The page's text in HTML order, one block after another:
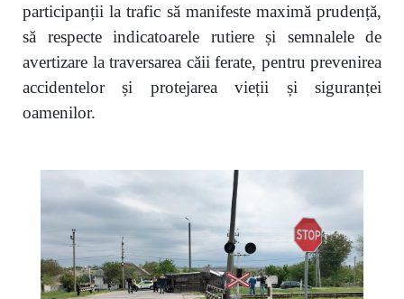
participanții la trafic să manifeste maximă prudență,
să respecte indicatoarele rutiere și semnalele de
avertizare la traversarea căii ferate, pentru prevenirea
accidentelor și protejarea vieții și siguranței
oamenilor.